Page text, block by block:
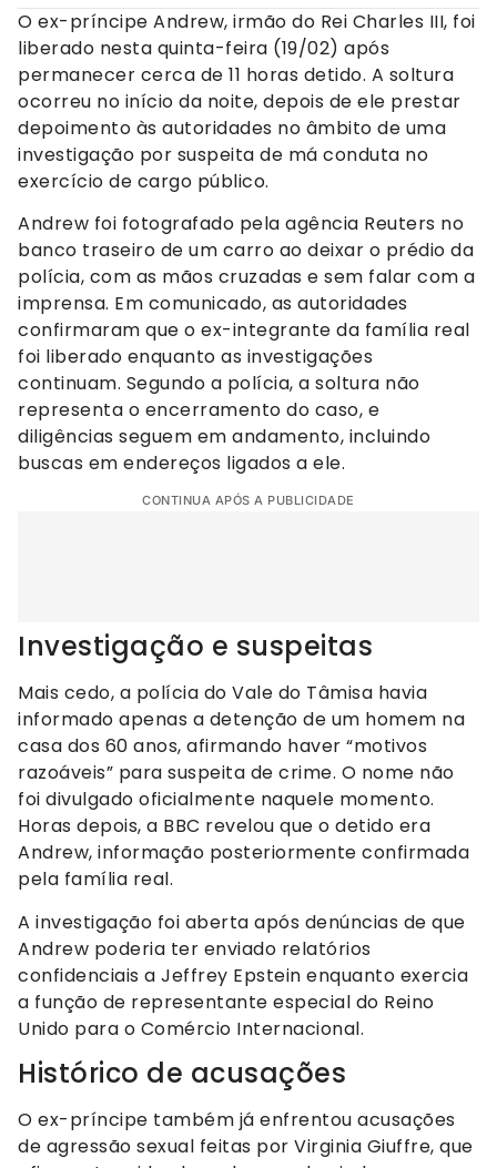
O ex-príncipe Andrew, irmão do Rei Charles III, foi
liberado nesta quinta-feira (19/02) após
permanecer cerca de 11 horas detido. A soltura
ocorreu no início da noite, depois de ele prestar
depoimento às autoridades no âmbito de uma
investigação por suspeita de má conduta no
exercício de cargo público.
Andrew foi fotografado pela agência Reuters no
banco traseiro de um carro ao deixar o prédio da
polícia, com as mãos cruzadas e sem falar com a
imprensa. Em comunicado, as autoridades
confirmaram que o ex-integrante da família real
foi liberado enquanto as investigações
continuam. Segundo a polícia, a soltura não
representa o encerramento do caso, e
diligências seguem em andamento, incluindo
buscas em endereços ligados a ele.
CONTINUA APÓS A PUBLICIDADE
Investigação e suspeitas
Mais cedo, a polícia do Vale do Tâmisa havia
informado apenas a detenção de um homem na
casa dos 60 anos, afirmando haver “motivos
razoáveis” para suspeita de crime. O nome não
foi divulgado oficialmente naquele momento.
Horas depois, a BBC revelou que o detido era
Andrew, informação posteriormente confirmada
pela família real.
A investigação foi aberta após denúncias de que
Andrew poderia ter enviado relatórios
confidenciais a Jeffrey Epstein enquanto exercia
a função de representante especial do Reino
Unido para o Comércio Internacional.
Histórico de acusações
O ex-príncipe também já enfrentou acusações
de agressão sexual feitas por Virginia Giuffre, que